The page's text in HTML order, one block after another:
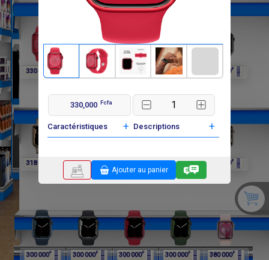
330,000 Fcfa
Caractéristiques + Descriptions +
Ajouter au panier
330 000F 318 000F 318 000 318 000 318 000F
318 000 318 000 F F 318 000F 300 000F
300 000F 300 000F 300 000F 300 000F 380 000F